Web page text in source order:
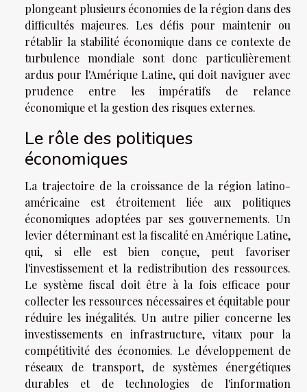
plongeant plusieurs économies de la région dans des
difficultés majeures. Les défis pour maintenir ou
rétablir la stabilité économique dans ce contexte de
turbulence mondiale sont donc particulièrement
ardus pour l'Amérique Latine, qui doit naviguer avec
prudence entre les impératifs de relance
économique et la gestion des risques externes.
Le rôle des politiques
économiques
La trajectoire de la croissance de la région latino-
américaine est étroitement liée aux politiques
économiques adoptées par ses gouvernements. Un
levier déterminant est la fiscalité en Amérique Latine,
qui, si elle est bien conçue, peut favoriser
l'investissement et la redistribution des ressources.
Le système fiscal doit être à la fois efficace pour
collecter les ressources nécessaires et équitable pour
réduire les inégalités. Un autre pilier concerne les
investissements en infrastructure, vitaux pour la
compétitivité des économies. Le développement de
réseaux de transport, de systèmes énergétiques
durables et de technologies de l'information